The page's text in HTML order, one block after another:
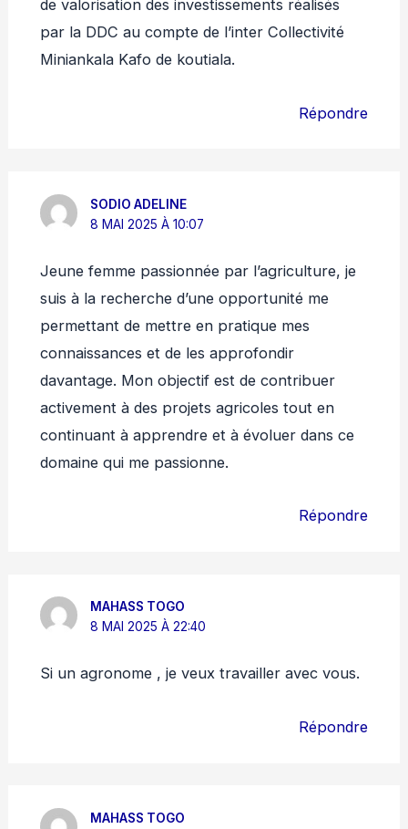
de valorisation des investissements réalisés
par la DDC au compte de l’inter Collectivité
Miniankala Kafo de koutiala.
Répondre
SODIO ADELINE
8 MAI 2025 À 10:07
Jeune femme passionnée par l’agriculture, je
suis à la recherche d’une opportunité me
permettant de mettre en pratique mes
connaissances et de les approfondir
davantage. Mon objectif est de contribuer
activement à des projets agricoles tout en
continuant à apprendre et à évoluer dans ce
domaine qui me passionne.
Répondre
MAHASS TOGO
8 MAI 2025 À 22:40
Si un agronome , je veux travailler avec vous.
Répondre
MAHASS TOGO